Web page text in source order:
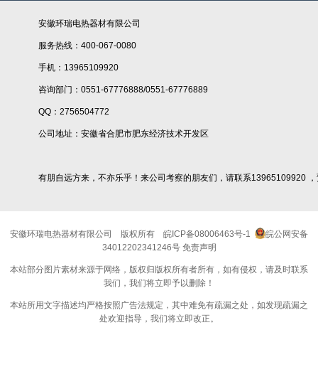
安徽环瑞电热器材有限公司
服务热线：400-067-0080
手机：13965109920
咨询部门：0551-67776888/0551-67776889
QQ：2756504772
公司地址：安徽省合肥市肥东经济技术开发区
有朋自远方来，不亦乐乎！来公司考察的朋友们，请联系13965109920
安徽环瑞电热器材有限公司 版权所有 皖ICP备08006463号-1
皖公网安备
34012202341246号 免责声明
本站部分图片素材来源于网络，版权归版权所有者所有，如有侵权，请及时联系
我们，我们将立即予以删除！
本站所用文字描述均严格按照广告法规定，其中难免有疏漏之处，如发现疏漏之
处欢迎指导，我们将立即改正。